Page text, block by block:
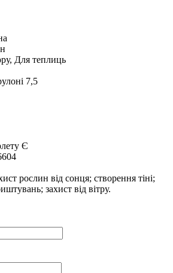
Для теплиць
7,5
Є
рослин від сонця; створення тіні;
захист від вітру.